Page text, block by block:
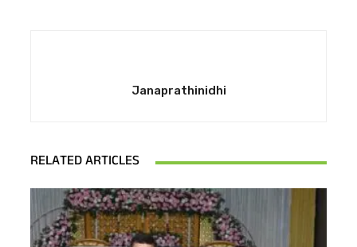
Janaprathinidhi
RELATED ARTICLES